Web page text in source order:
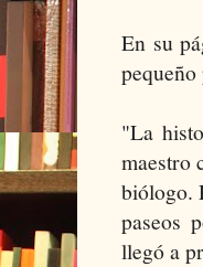
En su
"La
maestro
biólogo.
paseos
llegó a